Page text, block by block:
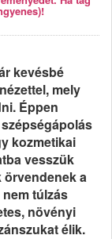
kevésbé
mely
Éppen
kozmetikai
vesszük
a
túlzás
növényi
élik.